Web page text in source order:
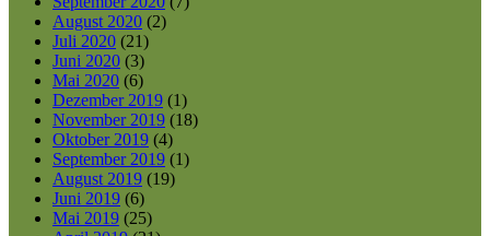
August 2020 (2)
Juli 2020 (21)
Juni 2020 (3)
Mai 2020 (6)
Dezember 2019 (1)
November 2019 (18)
Oktober 2019 (4)
September 2019 (1)
August 2019 (19)
Juni 2019 (6)
Mai 2019 (25)